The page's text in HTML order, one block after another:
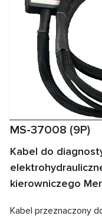
MS-37008 (9P)
Kabel do
kierowniczego
Kabel przeznaczony